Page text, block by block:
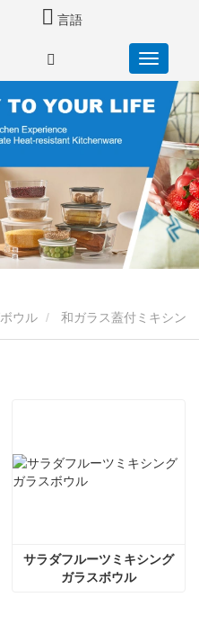
言語
ウル
サラダフルーツミキシング
ガラスボウル